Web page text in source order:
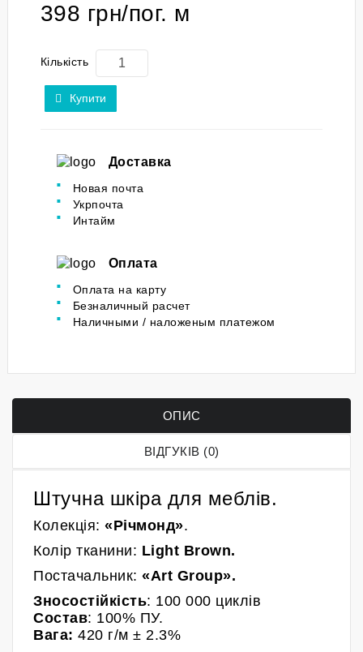
398 грн/пог. м
Кількість
Купити
Доставка
Новая почта
Укрпочта
Интайм
Оплата
Оплата на карту
Безналичный расчет
Наличными / наложеным платежом
ОПИС
ВІДГУКІВ (0)
Штучна шкіра для меблів.
Колекція: «Річмонд».
Колір тканини: Light Brown.
Постачальник: «Art Group».
Зносостійкість: 100 000 циклів
Состав: 100% ПУ.
Вага: 420 г/м ± 2.3%